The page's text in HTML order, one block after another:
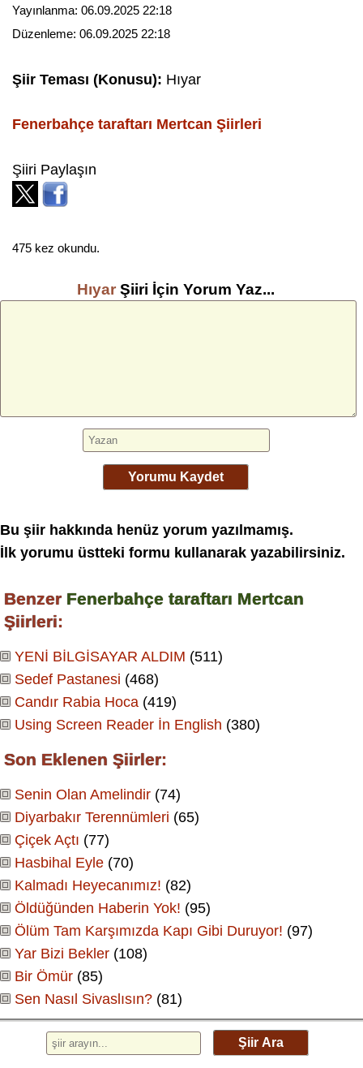
Yayınlanma: 06.09.2025 22:18
Düzenleme: 06.09.2025 22:18
Şiir Teması (Konusu): Hıyar
Fenerbahçe taraftarı Mertcan Şiirleri
Şiiri Paylaşın
475 kez okundu.
Hıyar Şiiri İçin Yorum Yaz...
Yorumu Kaydet
Bu şiir hakkında henüz yorum yazılmamış.
İlk yorumu üstteki formu kullanarak yazabilirsiniz.
Benzer Fenerbahçe taraftarı Mertcan
Şiirleri:
YENİ BİLGİSAYAR ALDIM (511)
Sedef Pastanesi (468)
Candır Rabia Hoca (419)
Using Screen Reader İn English (380)
Son Eklenen Şiirler:
Senin Olan Amelindir (74)
Diyarbakır Terennümleri (65)
Çiçek Açtı (77)
Hasbihal Eyle (70)
Kalmadı Heyecanımız! (82)
Öldüğünden Haberin Yok! (95)
Ölüm Tam Karşımızda Kapı Gibi Duruyor! (97)
Yar Bizi Bekler (108)
Bir Ömür (85)
Sen Nasıl Sivaslısın? (81)
Şiir Ara